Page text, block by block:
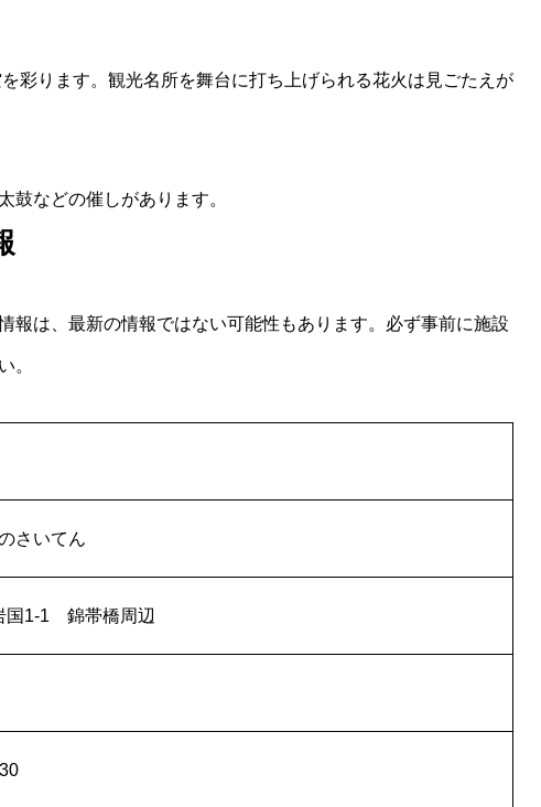
彩ります。観光名所を舞台に打ち上げられる花火は見ごたえが
鼓などの催しがあります。
報は、最新の情報ではない可能性もあります。必ず事前に施設
。
さいてん
国1-1 錦帯橋周辺